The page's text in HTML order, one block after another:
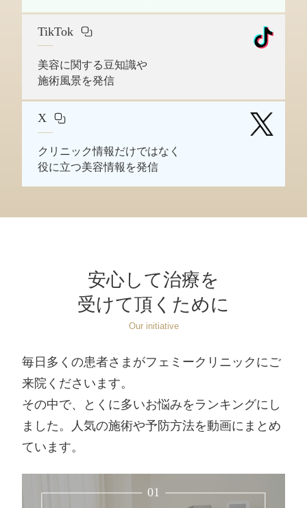
TikTok
美容に関する豆知識や
施術風景を発信
X
クリニック情報だけではなく
役に立つ美容情報を発信
安心して治療を
受けて頂くために
Our initiative
毎日多くの患者さまがフェミークリニックにご
来院くださいます。
その中で、とくに多いお悩みをランキングにし
ました。人気の施術や予防方法を動画にまとめ
ています。
01